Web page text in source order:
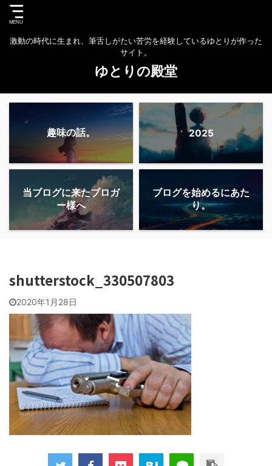
激動の時代に生まれ、筆舌しがたい苦労を経験しているゆとりが作った
サイト。
ゆとりの殿堂
趣味の話。 2025
当ブログに来たブロガ
ー様へ
ブログを始めるにあた
り。
shutterstock_330507803
2020年1月28日